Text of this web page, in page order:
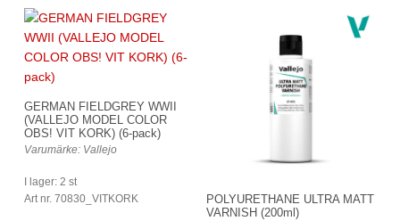
GERMAN FIELDGREY WWII
(VALLEJO MODEL COLOR
OBS! VIT KORK) (6-pack)
Varumärke: Vallejo
I lager: 2 st
Art nr. 70830_VITKORK
POLYURETHANE ULTRA MATT
VARNISH (200ml)